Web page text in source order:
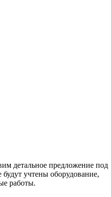
детальное предложение под
учтены оборудование,
работы.